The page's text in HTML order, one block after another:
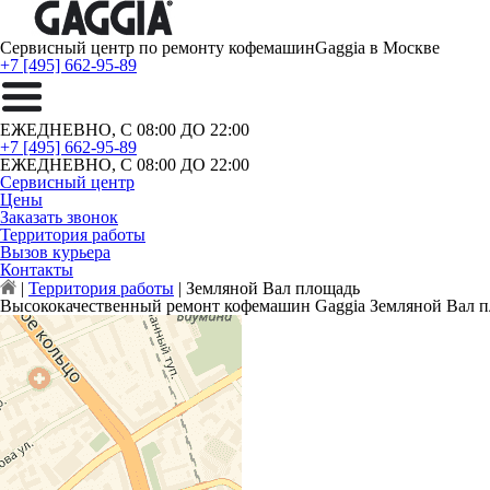
Сервисный центр по ремонту кофемашинGaggia в Москве
+7 [495] 662-95-89
ЕЖЕДНЕВНО, С 08:00 ДО 22:00
+7 [495] 662-95-89
ЕЖЕДНЕВНО, С 08:00 ДО 22:00
Сервисный центр
Цены
Заказать звонок
Территория работы
Вызов курьера
Контакты
| Территория работы | Земляной Вал площадь
Высококачественный ремонт кофемашин Gaggia Земляной Вал